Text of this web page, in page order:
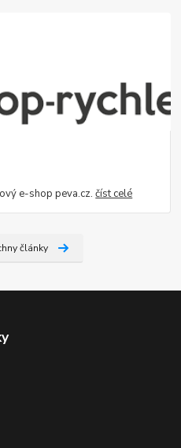
e-shop peva.cz.číst celé
články